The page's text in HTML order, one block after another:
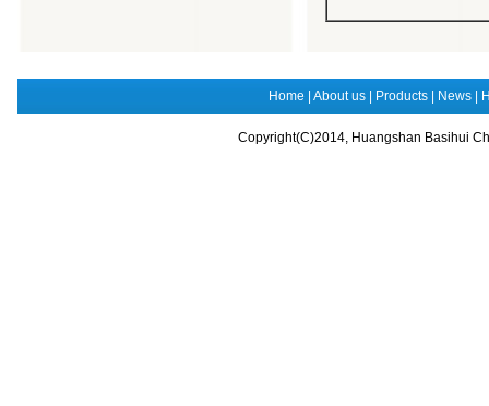
Home About us Products News
Copyright(C)2014, Huangshan Basihui